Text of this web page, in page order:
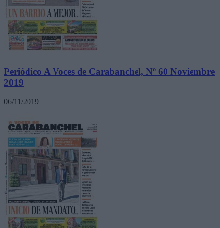
Periódico A Voces de Carabanchel, Nº 60 Noviembre
2019
06/11/2019